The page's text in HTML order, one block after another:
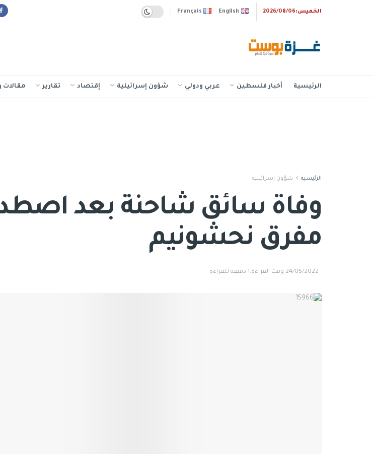
الخميس:2026/08/06 Français English
الرئيسية أخبار فلسطين عربي ودولي شؤون إسرائيلية إقتصاد تقارير مقالات
الرئيسية شؤون إسرائيلية
وفاة سائق شاحنة بعد
مفرق نحشونيم
24/05/2022 وقت القراءة:1 دقيقة للقراءة